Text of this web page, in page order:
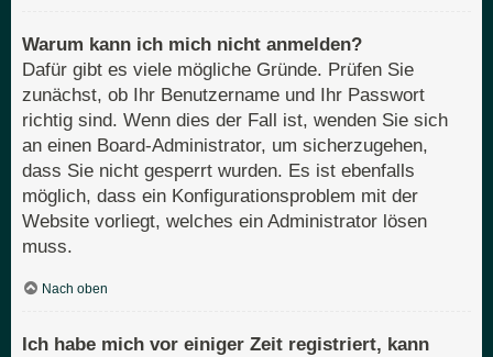
Warum kann ich mich nicht anmelden?
Dafür gibt es viele mögliche Gründe. Prüfen Sie
zunächst, ob Ihr Benutzername und Ihr Passwort
richtig sind. Wenn dies der Fall ist, wenden Sie sich
an einen Board-Administrator, um sicherzugehen,
dass Sie nicht gesperrt wurden. Es ist ebenfalls
möglich, dass ein Konfigurationsproblem mit der
Website vorliegt, welches ein Administrator lösen
muss.
Nach oben
Ich habe mich vor einiger Zeit registriert, kann